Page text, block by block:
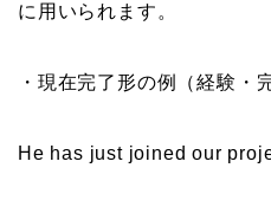
に用いられます。
・現在完了形の例（経験・
He has just joined our